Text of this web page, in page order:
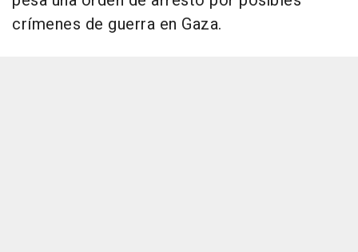
crímenes de guerra en Gaza.